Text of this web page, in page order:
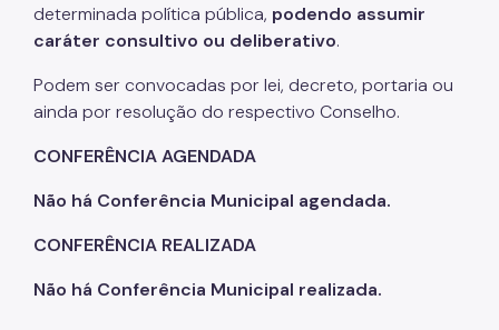
Notícias
determinada política pública, podendo assumir
caráter consultivo ou deliberativo.
Podem ser convocadas por lei, decreto, portaria ou
ainda por resolução do respectivo Conselho.
CONFERÊNCIA AGENDADA
Não há Conferência Municipal agendada.
CONFERÊNCIA REALIZADA
Não há Conferência Municipal realizada.